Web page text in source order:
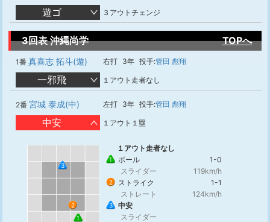
遊ゴ ３アウトチェンジ
3回表 沖縄尚学 TOPへ
1番 真喜志 拓斗(遊) 右打 3年 投手:管田 彪翔
一邪飛 １アウト走者なし
2番 宮城 泰成(中) 左打 3年 投手:管田 彪翔
中安 １アウト１塁
1
2
3
１アウト走者なし
1 ボール
1-0
スライダー
119km/h
2 ストライク
1-1
ストレート
124km/h
3
中安
スライダー